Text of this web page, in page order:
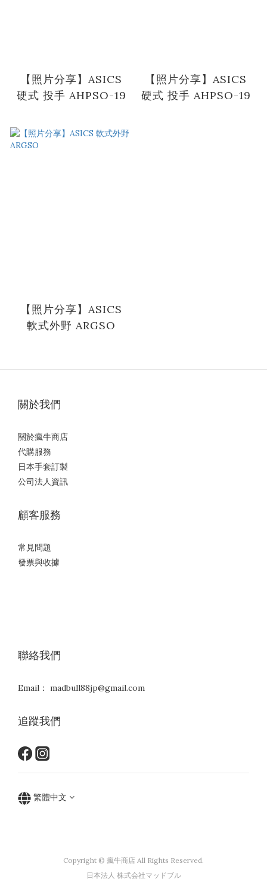
【照片分享】ASICS
硬式 投手 AHPSO-19
【照片分享】ASICS
硬式 投手 AHPSO-19
【照片分享】ASICS
軟式外野 ARGSO
關於我們
關於瘋牛商店
代購服務
日本手套訂製
公司法人資訊
顧客服務
常見問題
發票與收據
聯絡我們
Email： madbull88jp@gmail.com
追蹤我們
繁體中文
Copyright © 瘋牛商店 All Rights Reserved.
日本法人 株式会社マッドブル